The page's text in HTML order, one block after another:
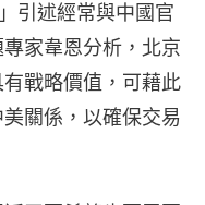
引述經常與中國官
家韋恩分析，北京
戰略價值，可藉此
關係，以確保交易